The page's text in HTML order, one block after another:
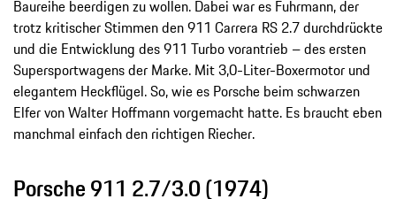
Baureihe beerdigen zu wollen. Dabei war es Fuhrmann, der
trotz kritischer Stimmen den 911 Carrera RS 2.7 durchdrückte
und die Entwicklung des 911 Turbo vorantrieb – des ersten
Supersportwagens der Marke. Mit 3,0-Liter-Boxermotor und
elegantem Heckflügel. So, wie es Porsche beim schwarzen
Elfer von Walter Hoffmann vorgemacht hatte. Es braucht eben
manchmal einfach den richtigen Riecher.
Porsche 911 2.7/3.0 (1974)